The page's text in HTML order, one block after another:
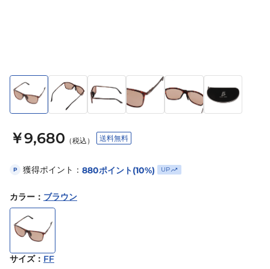
￥9,680 （税込） 送料無料
P 獲得ポイント： 880ポイント(10%) UP
カラー ： ブラウン
サイズ： FF